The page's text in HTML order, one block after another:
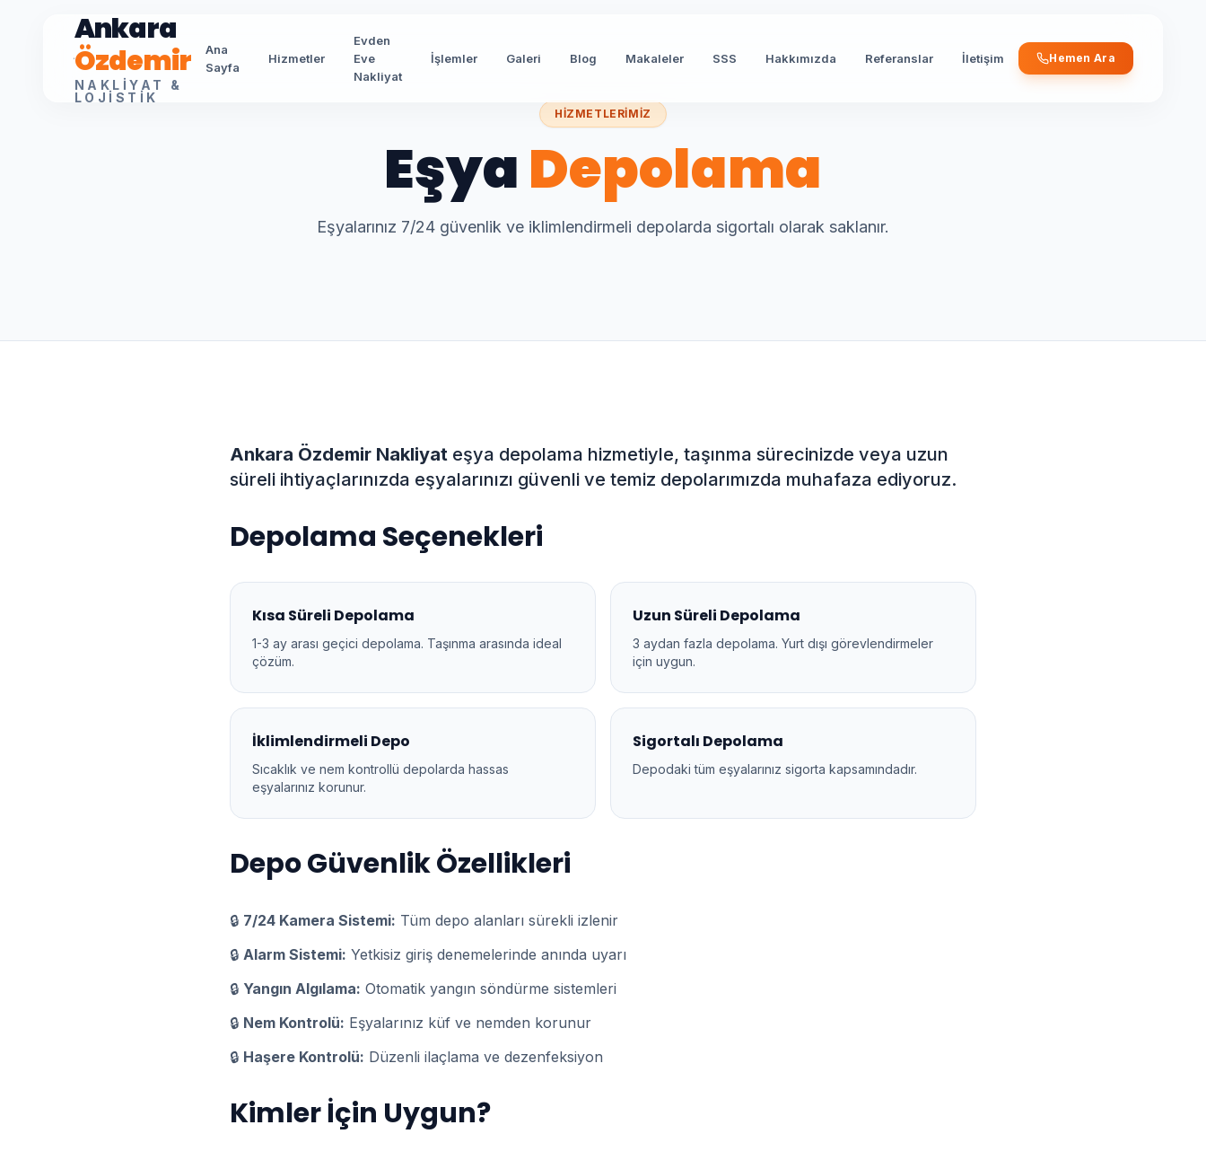
Ankara
Özdemir
NAKLIYAT &
LOJISTIK
Ana
Sayfa
Hizmetler
Evden
Eve
Nakliyat
İşlemler Galeri Blog Makaleler SSS Hakkımızda Referanslar İletişim Hemen Ara
HIZMETLERIMIZ
EşyaDepolama
Eşyalarınız 7/24 güvenlik ve iklimlendirmeli depolarda sigortalı olarak saklanır.
Ankara Özdemir Nakliyat eşya depolama hizmetiyle, taşınma sürecinizde veya uzun
süreli ihtiyaçlarınızda eşyalarınızı güvenli ve temiz depolarımızda muhafaza ediyoruz.
Depolama Seçenekleri
Kısa Süreli Depolama
1-3 ay arası geçici depolama. Taşınma arasında ideal
çözüm.
Uzun Süreli Depolama
3 aydan fazla depolama. Yurt dışı görevlendirmeler
için uygun.
İklimlendirmeli Depo
Sıcaklık ve nem kontrollü depolarda hassas
eşyalarınız korunur.
Sigortalı Depolama
Depodaki tüm eşyalarınız sigorta kapsamındadır.
Depo Güvenlik Özellikleri
🔒 7/24 Kamera Sistemi: Tüm depo alanları sürekli izlenir
🔒 Alarm Sistemi: Yetkisiz giriş denemelerinde anında uyarı
🔒 Yangın Algılama: Otomatik yangın söndürme sistemleri
🔒 Nem Kontrolü: Eşyalarınız küf ve nemden korunur
🔒 Haşere Kontrolü: Düzenli ilaçlama ve dezenfeksiyon
Kimler İçin Uygun?